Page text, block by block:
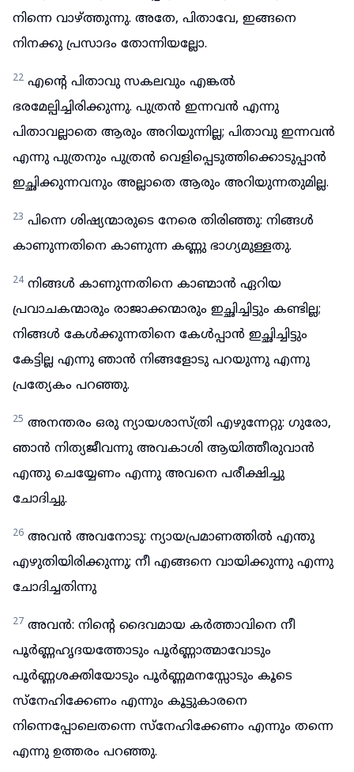
നിന്നെ വാഴ്ത്തുന്നു. അതേ, പിതാവേ, ഇങ്ങനെ
നിനക്കു പ്രസാദം തോന്നിയല്ലോ.
22 എന്റെ പിതാവു സകലവും എങ്കൽ
ഭരമേല്പിച്ചിരിക്കുന്നു. പുത്രൻ ഇന്നവൻ എന്നു
പിതാവല്ലാതെ ആരും അറിയുന്നില്ല; പിതാവു ഇന്നവൻ
എന്നു പുത്രനും പുത്രൻ വെളിപ്പെടുത്തിക്കൊടുപ്പാൻ
ഇച്ഛിക്കുന്നവനും അല്ലാതെ ആരും അറിയുന്നതുമില്ല.
23 പിന്നെ ശിഷ്യന്മാരുടെ നേരെ തിരിഞ്ഞു: നിങ്ങൾ
കാണുന്നതിനെ കാണുന്ന കണ്ണു ഭാഗ്യമുള്ളതു.
24 നിങ്ങൾ കാണുന്നതിനെ കാണ്മാൻ ഏറിയ
പ്രവാചകന്മാരും രാജാക്കന്മാരും ഇച്ഛിച്ചിട്ടും കണ്ടില്ല;
നിങ്ങൾ കേൾക്കുന്നതിനെ കേൾപ്പാൻ ഇച്ഛിച്ചിട്ടും
കേട്ടില്ല എന്നു ഞാൻ നിങ്ങളോടു പറയുന്നു എന്നു
പ്രത്യേകം പറഞ്ഞു.
25 അനന്തരം ഒരു ന്യായശാസ്ത്രി എഴുന്നേറ്റു: ഗുരോ,
ഞാൻ നിത്യജീവന്നു അവകാശി ആയിത്തീരുവാൻ
എന്തു ചെയ്യേണം എന്നു അവനെ പരീക്ഷിച്ചു
ചോദിച്ചു.
26 അവൻ അവനോടു: ന്യായപ്രമാണത്തിൽ എന്തു
എഴുതിയിരിക്കുന്നു; നീ എങ്ങനെ വായിക്കുന്നു എന്നു
ചോദിച്ചതിന്നു
27 അവൻ: നിന്റെ ദൈവമായ കർത്താവിനെ നീ
പൂർണ്ണഹൃദയത്തോടും പൂർണ്ണാത്മാവോടും
പൂർണ്ണശക്തിയോടും പൂർണ്ണമനസ്സോടും കൂടെ
സ്നേഹിക്കേണം എന്നും കൂട്ടുകാരനെ
നിന്നെപ്പോലെതന്നെ സ്നേഹിക്കേണം എന്നും തന്നെ
എന്നു ഉത്തരം പറഞ്ഞു.